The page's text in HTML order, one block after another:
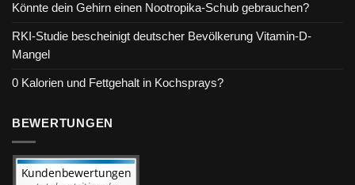
Könnte dein Gehirn einen Nootropika-Schub gebrauchen?
RKI-Studie bescheinigt deutscher Bevölkerung Vitamin-D-
Mangel
0 Kalorien und Fettgehalt in Kochsprays?
BEWERTUNGEN